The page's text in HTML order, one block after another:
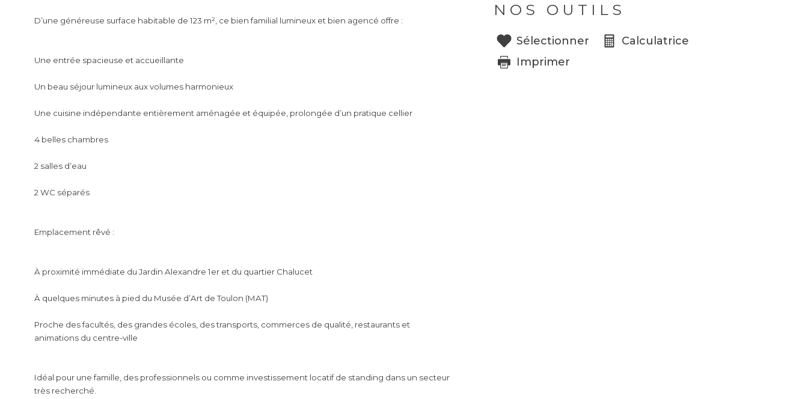
D’une généreuse surface habitable de 123 m², ce bien familial lumineux et bien agencé offre :
Une entrée spacieuse et accueillante
Un beau séjour lumineux aux volumes harmonieux
Une cuisine indépendante entièrement aménagée et équipée, prolongée d’un pratique cellier
4 belles chambres
2 salles d’eau
2 WC séparés
Emplacement rêvé :
À proximité immédiate du Jardin Alexandre 1er et du quartier Chalucet
À quelques minutes à pied du Musée d’Art de Toulon (MAT)
Proche des facultés, des grandes écoles, des transports, commerces de qualité, restaurants et
animations du centre-ville
Idéal pour une famille, des professionnels ou comme investissement locatif de standing dans un secteur
très recherché.
NOS OUTILS
Sélectionner
Calculatrice
Imprimer